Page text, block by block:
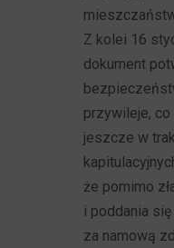
Z kolei 16
dokument
przywileje, co
jeszcze w
że pomimo
i poddania
za namową